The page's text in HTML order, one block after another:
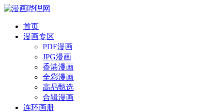
首页
漫画专区
PDF漫画
JPG漫画
香港漫画
全彩漫画
高品甄选
合辑漫画
连环画册